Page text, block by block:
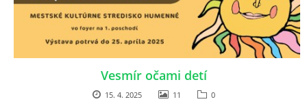
ZDRAVÝ ÚSMEV
NADÁCIA TESCO
NADÁCIA VOLKSWAGEN SLOVAKIA
Vesmír očami detí
15. 4. 2025 11 0